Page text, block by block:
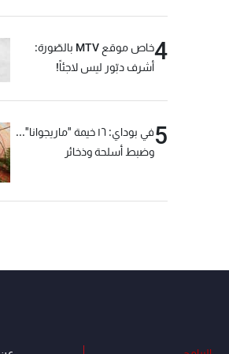
4
خاص موقع MTV بالصّورة:
أشرف دبّور ليس لاجئاً!
5
في بوداي: ١٦ خيمة "ماريجوانا"...
وضبط أسلحة وذخائر